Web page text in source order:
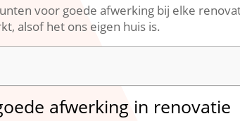
voor goede afwerking bij elke
alsof het ons eigen huis is.​
afwerking in renovatie